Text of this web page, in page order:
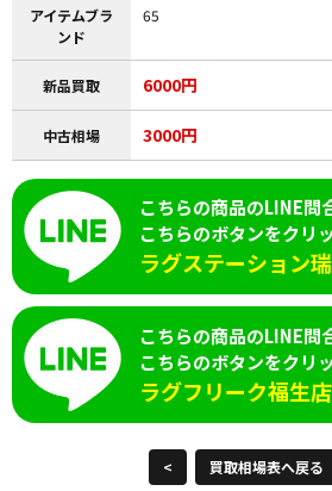
アイテムブラ
ンド
65
新品買取 6000円
中古相場 3000円
こちらの商品のLINE問
こちらのボタンをクリ
ラグステーション
こちらの商品のLINE問
こちらのボタンをクリ
ラグフリーク福生店
< 買取相場表へ戻る